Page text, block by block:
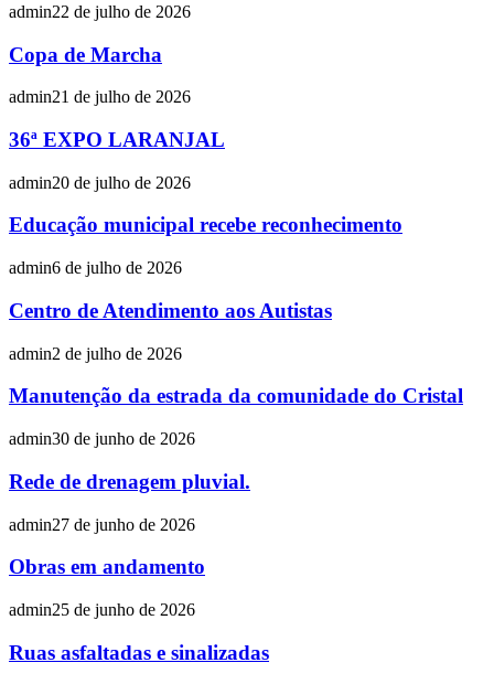
admin22 de julho de 2026
Copa de Marcha
admin21 de julho de 2026
36ª EXPO LARANJAL
admin20 de julho de 2026
Educação municipal recebe reconhecimento
admin6 de julho de 2026
Centro de Atendimento aos Autistas
admin2 de julho de 2026
Manutenção da estrada da comunidade do Cristal
admin30 de junho de 2026
Rede de drenagem pluvial.
admin27 de junho de 2026
Obras em andamento
admin25 de junho de 2026
Ruas asfaltadas e sinalizadas